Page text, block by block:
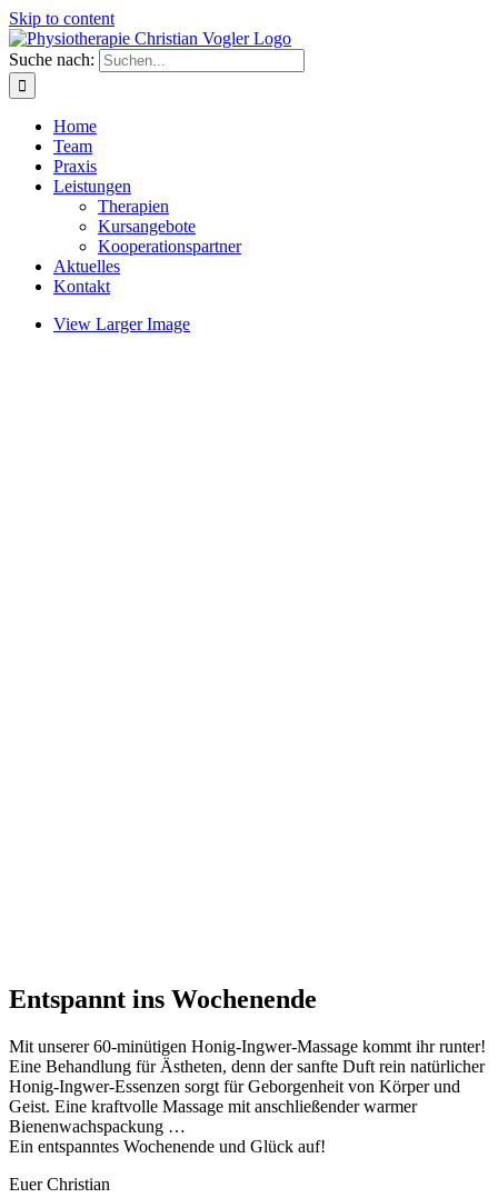
Skip to content
Suche nach:
Home
Team
Praxis
Leistungen
Therapien
Kursangebote
Kooperationspartner
Aktuelles
Kontakt
View Larger Image
Entspannt ins Wochenende
Mit unserer 60-minütigen Honig-Ingwer-Massage kommt ihr runter!
Eine Behandlung für Ästheten, denn der sanfte Duft rein natürlicher
Honig-Ingwer-Essenzen sorgt für Geborgenheit von Körper und
Geist. Eine kraftvolle Massage mit anschließender warmer
Bienenwachspackung …
Ein entspanntes Wochenende und Glück auf!
Euer Christian